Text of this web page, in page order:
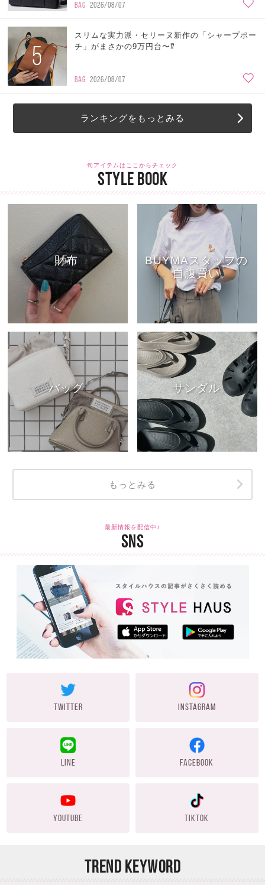
BAG 2026/08/07
5
スリムな実力派・セリーヌ新作の「シャープポー
チ」がまさかの9万円台〜⁉
BAG 2026/08/07
ランキングをもっとみる
旬アイテムはここからチェック
STYLE BOOK
財布
BUYMAスタッフの
自腹買い
バッグ サンダル
もっとみる
最新情報を配信中♪
SNS
TWITTER INSTAGRAM
LINE FACEBOOK
YOUTUBE TIKTOK
TREND KEYWORD